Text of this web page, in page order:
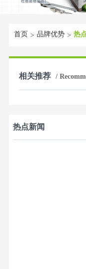
首页 > 品牌优势 > 热
相关推荐 /
热点新闻